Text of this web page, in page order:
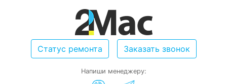
Статус ремонта Заказать звонок
Напиши менеджеру: